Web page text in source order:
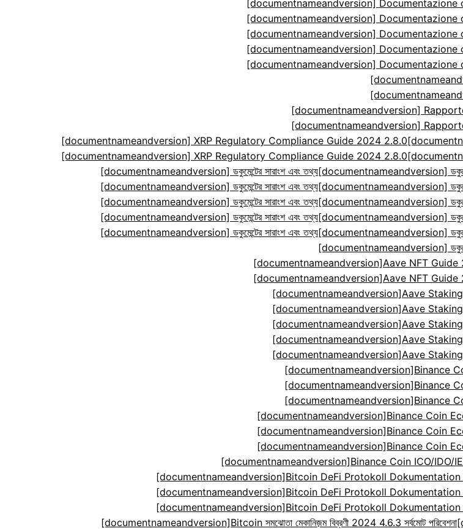
[documentnameandversion]
[documentnameandversion]
[documentnameandversion]
[documentnameandversion]
[documentnameandversion]
[documentnameandversion]
[documentnameandversion]
[documentnameandversion] XRP Regulatory Compliance Guide 2024 2.8.0
[documentnameandversion] XRP Regulatory Compliance Guide 2024 2.8.0
[documentnameandversion] ডকুমেন্টের সারাংশ এবং তথ্য[documentnameandversion]
[documentnameandversion] ডকুমেন্টের সারাংশ এবং তথ্য[documentnameandversion]
[documentnameandversion] ডকুমেন্টের সারাংশ এবং তথ্য[documentnameandversion]
[documentnameandversion] ডকুমেন্টের সারাংশ এবং তথ্য[documentnameandversion]
[documentnameandversion] ডকুমেন্টের সারাংশ এবং তথ্য[documentnameandversion]
[documentnameandversion]
[documentnameandversion]Aave NFT
[documentnameandversion]Aave NFT
[documentnameandversion]Aave
[documentnameandversion]Aave
[documentnameandversion]Aave
[documentnameandversion]Aave
[documentnameandversion]Aave
[documentnameandversion]Binance
[documentnameandversion]Binance
[documentnameandversion]Binance
[documentnameandversion]Binance Coin
[documentnameandversion]Binance Coin
[documentnameandversion]Binance Coin
[documentnameandversion]Binance Coin ICO/IDO/
[documentnameandversion]Bitcoin DeFi Protokoll
[documentnameandversion]Bitcoin DeFi Protokoll
[documentnameandversion]Bitcoin DeFi Protokoll
[documentnameandversion]Bitcoin সমঝোতা মেকানিজ়ম বিব্রণী 2024 4.6.3 সর্বমোট পরিবেশনা